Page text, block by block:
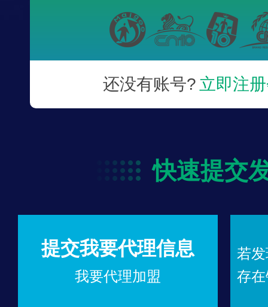
还没有账号? 立即注
快速提交
提交我要代理信息
我要代理加盟
若
存